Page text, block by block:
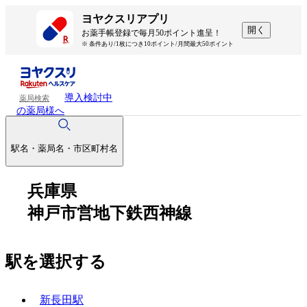
ヨヤクスリアプリ
お薬手帳登録で毎月50ポイント進呈！
※ 条件あり/1枚につき10ポイント/月間最大50ポイント
開く
薬局検索
導入検討中
の薬局様へ
駅名・薬局名・市区町村名
兵庫県
神戸市営地下鉄西神線
駅を選択する
新長田駅